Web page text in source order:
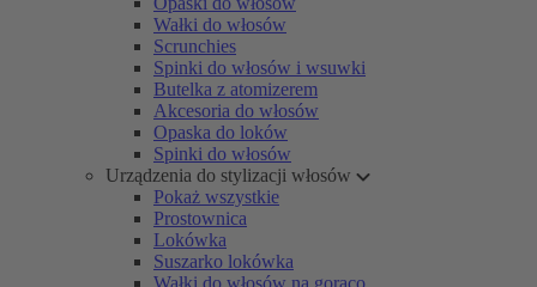
Wałki do włosów
Scrunchies
Spinki do włosów i wsuwki
Butelka z atomizerem
Akcesoria do włosów
Opaska do loków
Spinki do włosów
Urządzenia do stylizacji włosów
Pokaż wszystkie
Prostownica
Lokówka
Suszarko lokówka
Wałki do włosów na gorąco